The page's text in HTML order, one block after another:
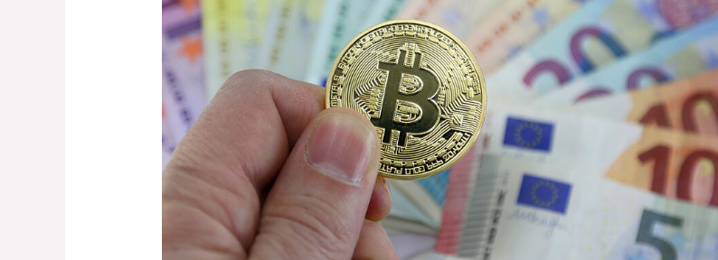
tributación
de
criptomonedas
frente
las
acciones